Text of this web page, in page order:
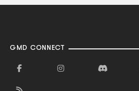
GMD CONNECT